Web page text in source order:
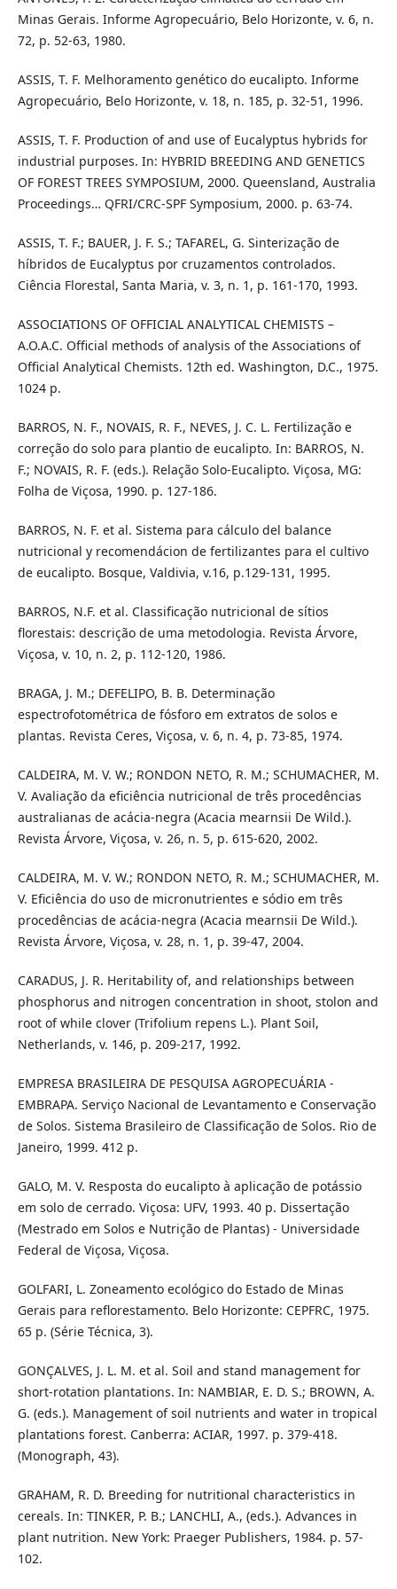
Minas Gerais. Informe Agropecuário, Belo Horizonte, v. 6, n.
72, p. 52-63, 1980.
ASSIS, T. F. Melhoramento genético do eucalipto. Informe
Agropecuário, Belo Horizonte, v. 18, n. 185, p. 32-51, 1996.
ASSIS, T. F. Production of and use of Eucalyptus hybrids for
industrial purposes. In: HYBRID BREEDING AND GENETICS
OF FOREST TREES SYMPOSIUM, 2000. Queensland, Australia
Proceedings… QFRI/CRC-SPF Symposium, 2000. p. 63-74.
ASSIS, T. F.; BAUER, J. F. S.; TAFAREL, G. Sinterização de
híbridos de Eucalyptus por cruzamentos controlados.
Ciência Florestal, Santa Maria, v. 3, n. 1, p. 161-170, 1993.
ASSOCIATIONS OF OFFICIAL ANALYTICAL CHEMISTS –
A.O.A.C. Official methods of analysis of the Associations of
Official Analytical Chemists. 12th ed. Washington, D.C., 1975.
1024 p.
BARROS, N. F., NOVAIS, R. F., NEVES, J. C. L. Fertilização e
correção do solo para plantio de eucalipto. In: BARROS, N.
F.; NOVAIS, R. F. (eds.). Relação Solo-Eucalipto. Viçosa, MG:
Folha de Viçosa, 1990. p. 127-186.
BARROS, N. F. et al. Sistema para cálculo del balance
nutricional y recomendácion de fertilizantes para el cultivo
de eucalipto. Bosque, Valdivia, v.16, p.129-131, 1995.
BARROS, N.F. et al. Classificação nutricional de sítios
florestais: descrição de uma metodologia. Revista Árvore,
Viçosa, v. 10, n. 2, p. 112-120, 1986.
BRAGA, J. M.; DEFELIPO, B. B. Determinação
espectrofotométrica de fósforo em extratos de solos e
plantas. Revista Ceres, Viçosa, v. 6, n. 4, p. 73-85, 1974.
CALDEIRA, M. V. W.; RONDON NETO, R. M.; SCHUMACHER, M.
V. Avaliação da eficiência nutricional de três procedências
australianas de acácia-negra (Acacia mearnsii De Wild.).
Revista Árvore, Viçosa, v. 26, n. 5, p. 615-620, 2002.
CALDEIRA, M. V. W.; RONDON NETO, R. M.; SCHUMACHER, M.
V. Eficiência do uso de micronutrientes e sódio em três
procedências de acácia-negra (Acacia mearnsii De Wild.).
Revista Árvore, Viçosa, v. 28, n. 1, p. 39-47, 2004.
CARADUS, J. R. Heritability of, and relationships between
phosphorus and nitrogen concentration in shoot, stolon and
root of while clover (Trifolium repens L.). Plant Soil,
Netherlands, v. 146, p. 209-217, 1992.
EMPRESA BRASILEIRA DE PESQUISA AGROPECUÁRIA -
EMBRAPA. Serviço Nacional de Levantamento e Conservação
de Solos. Sistema Brasileiro de Classificação de Solos. Rio de
Janeiro, 1999. 412 p.
GALO, M. V. Resposta do eucalipto à aplicação de potássio
em solo de cerrado. Viçosa: UFV, 1993. 40 p. Dissertação
(Mestrado em Solos e Nutrição de Plantas) - Universidade
Federal de Viçosa, Viçosa.
GOLFARI, L. Zoneamento ecológico do Estado de Minas
Gerais para reflorestamento. Belo Horizonte: CEPFRC, 1975.
65 p. (Série Técnica, 3).
GONÇALVES, J. L. M. et al. Soil and stand management for
short-rotation plantations. In: NAMBIAR, E. D. S.; BROWN, A.
G. (eds.). Management of soil nutrients and water in tropical
plantations forest. Canberra: ACIAR, 1997. p. 379-418.
(Monograph, 43).
GRAHAM, R. D. Breeding for nutritional characteristics in
cereals. In: TINKER, P. B.; LANCHLI, A., (eds.). Advances in
plant nutrition. New York: Praeger Publishers, 1984. p. 57-
102.